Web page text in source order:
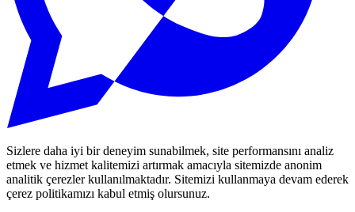
Sizlere daha iyi bir deneyim sunabilmek, site performansını analiz
etmek ve hizmet kalitemizi artırmak amacıyla sitemizde anonim
analitik çerezler kullanılmaktadır. Sitemizi kullanmaya devam ederek
çerez politikamızı kabul etmiş olursunuz.